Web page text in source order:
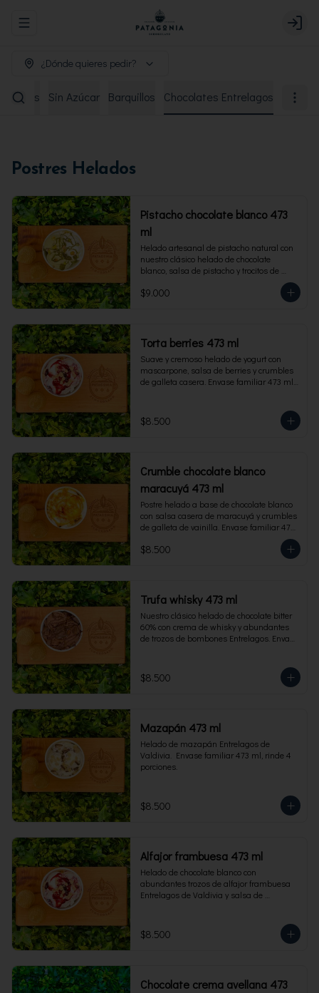
Abrir menu de navegación Login
¿Dónde quieres pedir?
Sin Azúcar Barquillos Chocolates Entrelagos
Postres Helados
Pistacho chocolate blanco 473
ml
Helado artesanal de pistacho natural con
nuestro clásico helado de chocolate
blanco, salsa de pistacho y trocitos de
pistacho. Envase familiar 473 ml, rinde 4
porciones.
$9.000
Torta berries 473 ml
Suave y cremoso helado de yogurt con
mascarpone, salsa de berries y crumbles
de galleta casera. Envase familiar 473 ml,
$8.500
Crumble chocolate blanco
maracuyá 473 ml
Postre helado a base de chocolate blanco
con salsa casera de maracuyá y crumbles
de galleta de vainilla. Envase familiar 473
$8.500
Trufa whisky 473 ml
Nuestro clásico helado de chocolate bitter
60% con crema de whisky y abundantes
de trozos de bombones Entrelagos. Envase
$8.500
Mazapán 473 ml
Helado de mazapán Entrelagos de
Valdivia.  Envase familiar 473 ml, rinde 4
porciones.
$8.500
Alfajor frambuesa 473 ml
Helado de chocolate blanco con
abundantes trozos de alfajor frambuesa
Entrelagos de Valdivia y salsa de
$8.500
Chocolate crema avellana 473